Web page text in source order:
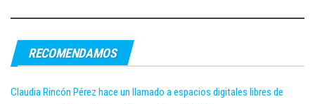
RECOMENDAMOS
Claudia Rincón Pérez hace un llamado a espacios digitales libres de